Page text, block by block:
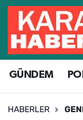
GÜNDEM
HABERLER
Hava
Trafik
Süper Lig